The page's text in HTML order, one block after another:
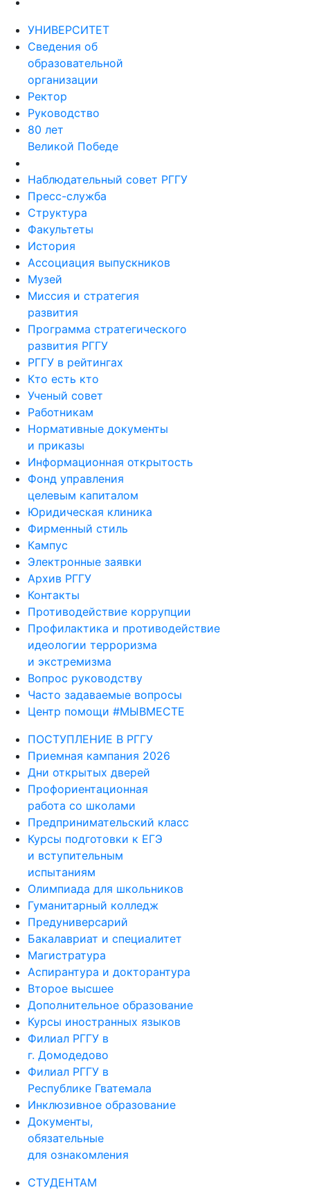
УНИВЕРСИТЕТ
Сведения об
образовательной
организации
Ректор
Руководство
80 лет
Великой Победе
Наблюдательный совет РГГУ
Пресс-служба
Структура
Факультеты
История
Ассоциация выпускников
Музей
Миссия и стратегия
развития
Программа стратегического
развития РГГУ
РГГУ в рейтингах
Кто есть кто
Ученый совет
Работникам
Нормативные документы
и приказы
Информационная открытость
Фонд управления
целевым капиталом
Юридическая клиника
Фирменный стиль
Кампус
Электронные заявки
Архив РГГУ
Контакты
Противодействие коррупции
Профилактика и противодействие
идеологии терроризма
и экстремизма
Вопрос руководству
Часто задаваемые вопросы
Центр помощи #МЫВМЕСТЕ
ПОСТУПЛЕНИЕ В РГГУ
Приемная кампания 2026
Дни открытых дверей
Профориентационная
работа со школами
Предпринимательский класс
Курсы подготовки к ЕГЭ
и вступительным
испытаниям
Олимпиада для школьников
Гуманитарный колледж
Предуниверсарий
Бакалавриат и специалитет
Магистратура
Аспирантура и докторантура
Второе высшее
Дополнительное образование
Курсы иностранных языков
Филиал РГГУ в
г. Домодедово
Филиал РГГУ в
Республике Гватемала
Инклюзивное образование
Документы,
обязательные
для ознакомления
СТУДЕНТАМ